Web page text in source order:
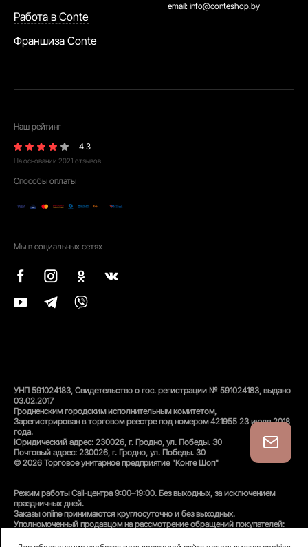
Работа в Conte
Франшиза Conte
email: info@conteshop.by
Наш рейтинг
4.3
На основании 2021 отзывов
Способы оплаты
Мы в социальных сетях
УНП 591024183, Свидетельство о гос. регистрации № 591024183, выдано
03.02.2017
Гродненским городским исполнительным комитетом,
Зарегистрирован в торговом реестре под номером 421955 23 июля 2018
года.
Юридический адрес: 230026, г. Гродно, ул. Победы. 30
Почтовый адрес: 230026, г. Гродно, ул. Победы. 30
© 2026 Торговое унитарное предприятие "Конте Шоп"
Режим работы Call-центра 9:00–19:00. Без выходных, за исключением
праздничных дней.
Заказы online принимаются круглосуточно и без выходных.
Уполномоченный продавцом на рассмотрение обращений покупателей:
Унитарного предприятия «Конте Шоп», тел:+375(152)50-94-35, email: